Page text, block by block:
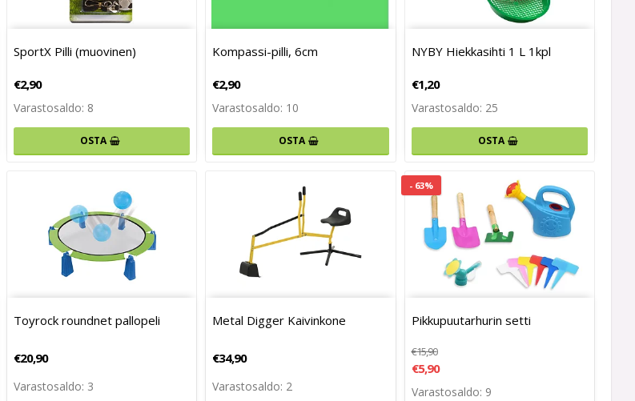
SportX Pilli (muovinen)
€2,90
Varastosaldo: 8
OSTA
Kompassi-pilli, 6cm
€2,90
Varastosaldo: 10
OSTA
NYBY Hiekkasihti 1 L 1kpl
€1,20
Varastosaldo: 25
OSTA
Toyrock roundnet pallopeli
€20,90
Varastosaldo: 3
Metal Digger Kaivinkone
€34,90
Varastosaldo: 2
- 63%
Pikkupuutarhurin setti
€15,90
€5,90
Varastosaldo: 9